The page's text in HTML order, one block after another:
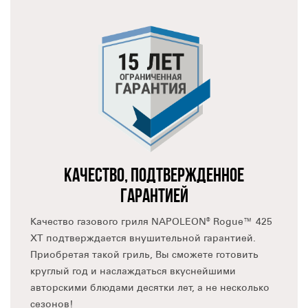
очень удобная, эргономичная ручка.
Конструкция крышки двухслойная: она состоит из
внешней панели и внутреннего теплоотражающего
экрана. Это сделано исключительно для того, чтобы при
длительном воздействии высоких температур внешняя
панель не меняла свой исходный цвет.
Термометр ACCU-PROBE™, установленный на крышке
гриля, позволяет контролировать температуру в
Фаренгейтах и Цельсиях. Для вашего удобства на нём
указан диапазон рекомендуемых температур для
различных способов приготовления таких как: копчение,
запекание или обжарка.
С левой и правой стороны от очага расположены
функциональные столики. Оба столика имеют крючки для
удобного размещения кухонных принадлежностей.
В левом боковом столике находится керамическая,
высокоэффективная, инфракрасная горелка SIZZLE
КАЧЕСТВО, ПОДТВЕРЖДЕННОЕ
ГАРАНТИЕЙ
Качество газового гриля NAPOLEON® Rogue™ 425
XT подтверждается внушительной гарантией.
Приобретая такой гриль, Вы сможете готовить
круглый год и наслаждаться вкуснейшими
авторскими блюдами десятки лет, а не несколько
сезонов!